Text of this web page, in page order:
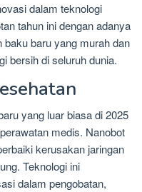
dalam teknologi
tahun ini dengan adanya
baru yang murah dan
bersih di seluruh dunia.
yang luar biasa di 2025
medis. Nanobot
kerusakan jaringan
Teknologi ini
dalam pengobatan,